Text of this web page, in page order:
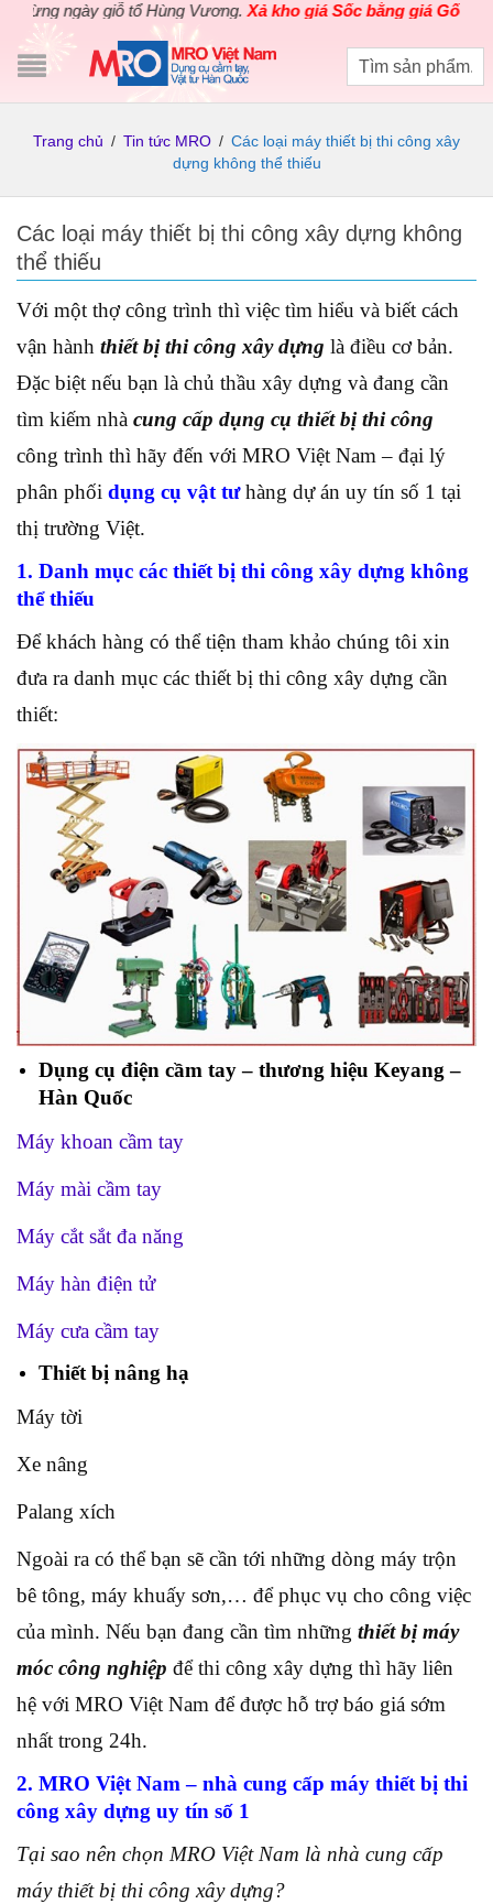
ngày giỗ tổ Hùng Vương.Xả kho giá Sốc bằng giá Gốccho các
Trang chủ / Tin tức MRO / Các loại máy thiết bị thi công xây
dựng không thể thiếu
Các loại máy thiết bị thi công xây dựng không
thể thiếu
Với một thợ công trình thì việc tìm hiểu và biết cách
vận hành thiết bị thi công xây dựng là điều cơ bản.
Đặc biệt nếu bạn là chủ thầu xây dựng và đang cần
tìm kiếm nhà cung cấp dụng cụ thiết bị thi công
công trình thì hãy đến với MRO Việt Nam – đại lý
phân phối dụng cụ vật tư hàng dự án uy tín số 1 tại
thị trường Việt.
1. Danh mục các thiết bị thi công xây dựng không
thể thiếu
Để khách hàng có thể tiện tham khảo chúng tôi xin
đưa ra danh mục các thiết bị thi công xây dựng cần
thiết:
Dụng cụ điện cầm tay – thương hiệu Keyang –
Hàn Quốc
Máy khoan cầm tay
Máy mài cầm tay
Máy cắt sắt đa năng
Máy hàn điện tử
Máy cưa cầm tay
Thiết bị nâng hạ
Máy tời
Xe nâng
Palang xích
Ngoài ra có thể bạn sẽ cần tới những dòng máy trộn
bê tông, máy khuấy sơn,… để phục vụ cho công việc
của mình. Nếu bạn đang cần tìm những thiết bị máy
móc công nghiệp để thi công xây dựng thì hãy liên
hệ với MRO Việt Nam để được hỗ trợ báo giá sớm
nhất trong 24h.
2. MRO Việt Nam – nhà cung cấp máy thiết bị thi
công xây dựng uy tín số 1
Tại sao nên chọn MRO Việt Nam là nhà cung cấp
máy thiết bị thi công xây dựng?